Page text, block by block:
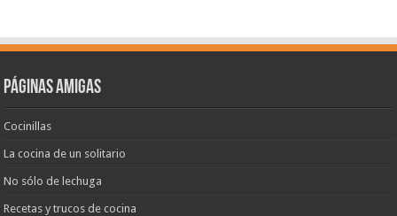
Páginas amigas
Cocinillas
La cocina de un solitario
No sólo de lechuga
Recetas y trucos de cocina